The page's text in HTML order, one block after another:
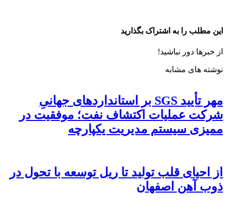
این مطلب را به اشتراک بگذارید
از خبرها دور نباشید!
نوشته های مشابه
مهر تأیید SGS بر استانداردهای جهانیِ
شرکت عملیات اکتشاف نفت؛ موفقیت در
ممیزی سیستم مدیریت یکپارچه
از احیای قلب تولید تا ریل توسعه با تحول در
ذوب آهن اصفهان